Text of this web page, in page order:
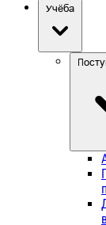
Учёба